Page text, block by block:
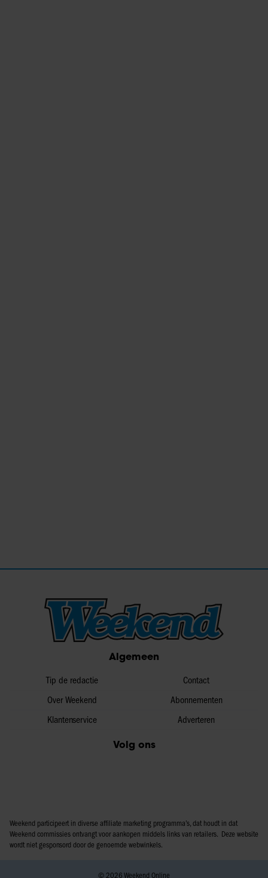
Algemeen
Tip de redactie
Over Weekend
Klantenservice
Contact
Abonnementen
Adverteren
Volg ons
Weekend participeert in diverse affiliate marketing programma’s, dat houdt in dat
Weekend commissies ontvangt voor aankopen middels links van retailers. Deze website
wordt niet gesponsord door de genoemde webwinkels.
© 2026 Weekend Online